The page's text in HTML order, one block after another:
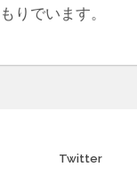
りでいます。
Twitter